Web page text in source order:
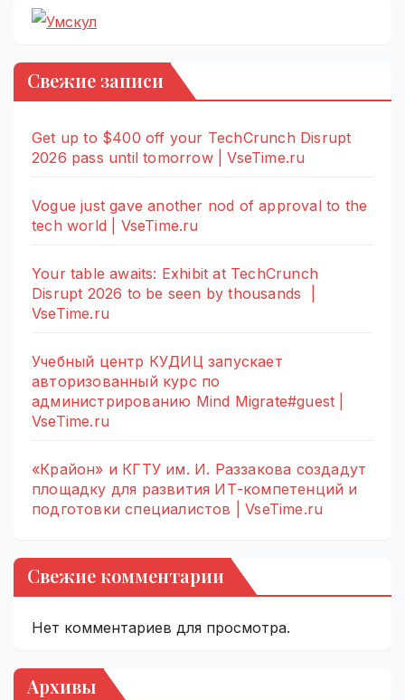
Свежие записи
Get up to $400 off your TechCrunch Disrupt
2026 pass until tomorrow | VseTime.ru
Vogue just gave another nod of approval to the
tech world | VseTime.ru
Your table awaits: Exhibit at TechCrunch
Disrupt 2026 to be seen by thousands |
VseTime.ru
Учебный центр КУДИЦ запускает
авторизованный курс по
администрированию Mind Migrate#guest |
VseTime.ru
«Крайон» и КГТУ им. И. Раззакова создадут
площадку для развития ИТ-компетенций и
подготовки специалистов | VseTime.ru
Свежие комментарии
Нет комментариев для просмотра.
Архивы